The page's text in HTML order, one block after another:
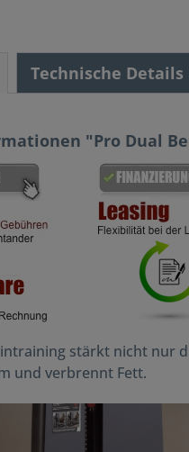
Technische Details
"Pro Dual
stärkt nicht nur
und verbrennt Fett.